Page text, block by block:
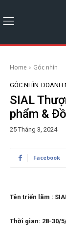
Home Góc nhìn
GÓC NHÌN DOANH
SIAL
phẩm &
25 Tháng 3, 2024
Facebook
Tên triển lãm :
Thời gian: 28-30/